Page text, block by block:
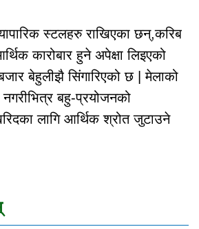
स्टलहरु राखिएका छन्,करिब
कारोबार हुने अपेक्षा लिइएको
बेहुलीझै सिंगारिएको छ | मेलाको
नगरीभित्र बहु-प्रयोजनको
लागि आर्थिक श्रोत जुटाउने